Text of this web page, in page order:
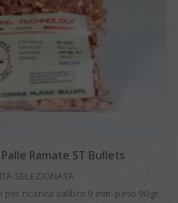
Ramate ST Bullets
SELEZIONATA
per ricarica calibro 9 mm peso 90 grs.